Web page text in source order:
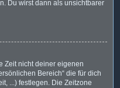
Du wirst dann als unsichtbarer
Zeit nicht deiner eigenen
Bereich“ die für dich
...) festlegen. Die Zeitzone